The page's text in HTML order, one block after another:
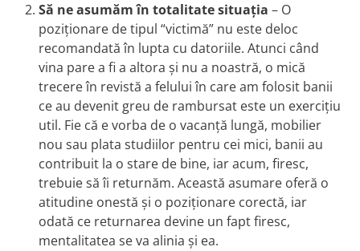
Să ne asumăm în totalitate situația – O
poziționare de tipul “victimă” nu este deloc
recomandată în lupta cu datoriile. Atunci când
vina pare a fi a altora și nu a noastră, o mică
trecere în revistă a felului în care am folosit banii
ce au devenit greu de rambursat este un exercițiu
util. Fie că e vorba de o vacanță lungă, mobilier
nou sau plata studiilor pentru cei mici, banii au
contribuit la o stare de bine, iar acum, firesc,
trebuie să îi returnăm. Această asumare oferă o
atitudine onestă și o poziționare corectă, iar
odată ce returnarea devine un fapt firesc,
mentalitatea se va alinia și ea.